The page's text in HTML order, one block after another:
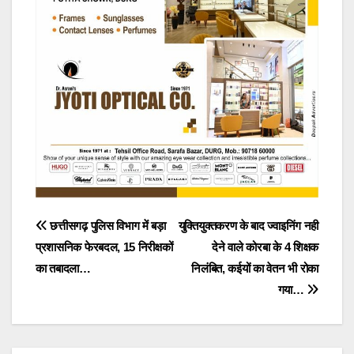
Post
navigation
युक्तियुक्तकरण के बाद ज्वाइनिंग नही
देने वाले कोरबा के 4 शिक्षक
निलंबित, कईयों का वेतन भी रोका
गया…
छत्तीसगढ़ पुलिस विभाग में बड़ा
प्रशासनिक फेरबदल, 15 निरीक्षकों
का तबादला…